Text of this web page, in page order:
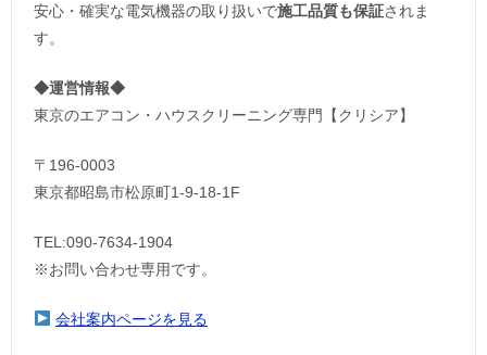
安心・確実な電気機器の取り扱いで施工品質も保証されま
す。
◆運営情報◆
東京のエアコン・ハウスクリーニング専門【クリシア】
〒196-0003
東京都昭島市松原町1-9‐18‐1F
TEL:090-7634-1904
※お問い合わせ専用です。
会社案内ページを見る